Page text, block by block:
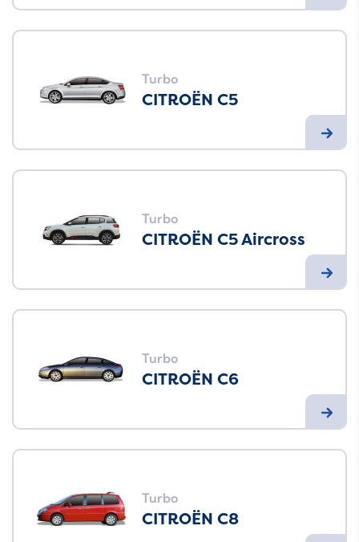
Turbo
CITROËN C5
Turbo
CITROËN C5 Aircross
Turbo
CITROËN C6
Turbo
CITROËN C8